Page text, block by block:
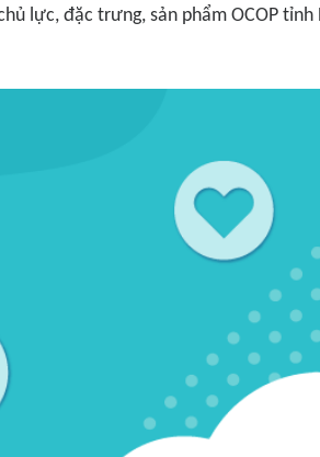
lực, đặc trưng, sản phẩm OCOP